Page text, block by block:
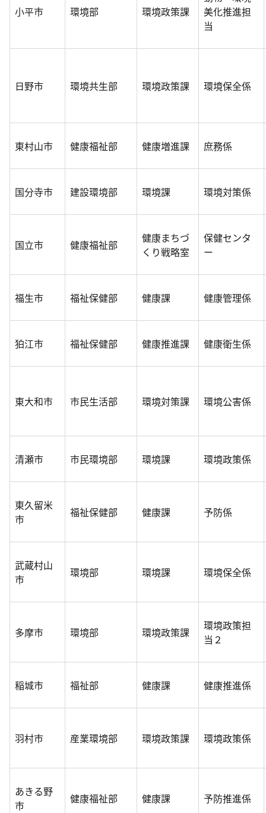
小平市 環境部 環境政策課
美化推進担
当
日野市 環境共生部 環境政策課 環境保全係
東村山市 健康福祉部 健康増進課 庶務係
国分寺市 建設環境部 環境課 環境対策係
国立市 健康福祉部
健康まちづ
くり戦略室
保健センタ
ー
福生市 福祉保健部 健康課 健康管理係
狛江市 福祉保健部 健康推進課 健康衛生係
東大和市 市民生活部 環境対策課 環境公害係
清瀬市 市民環境部 環境課 環境政策係
東久留米
市
福祉保健部 健康課 予防係
武蔵村山
市
環境部 環境課 環境保全係
多摩市 環境部 環境政策課
環境政策担
当２
稲城市 福祉部 健康課 健康推進係
羽村市 産業環境部 環境政策課 環境政策係
あきる野
市
健康福祉部 健康課 予防推進係